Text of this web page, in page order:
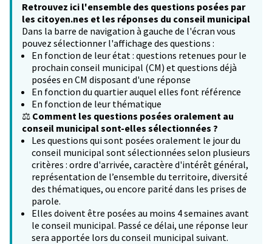
Retrouvez ici l'ensemble des questions posées par
les citoyen.nes et les réponses du conseil municipal
Dans la barre de navigation à gauche de l'écran vous
pouvez sélectionner l'affichage des questions :
En fonction de leur état : questions retenues pour le
prochain conseil municipal (CM) et questions déjà
posées en CM disposant d'une réponse
En fonction du quartier auquel elles font référence
En fonction de leur thématique
⚖️ Comment les questions posées oralement au
conseil municipal sont-elles sélectionnées ?
Les questions qui sont posées oralement le jour du
conseil municipal sont sélectionnées selon plusieurs
critères : ordre d'arrivée, caractère d'intérêt général,
représentation de l’ensemble du territoire, diversité
des thématiques, ou encore parité dans les prises de
parole.
Elles doivent être posées au moins 4 semaines avant
le conseil municipal. Passé ce délai, une réponse leur
sera apportée lors du conseil municipal suivant.